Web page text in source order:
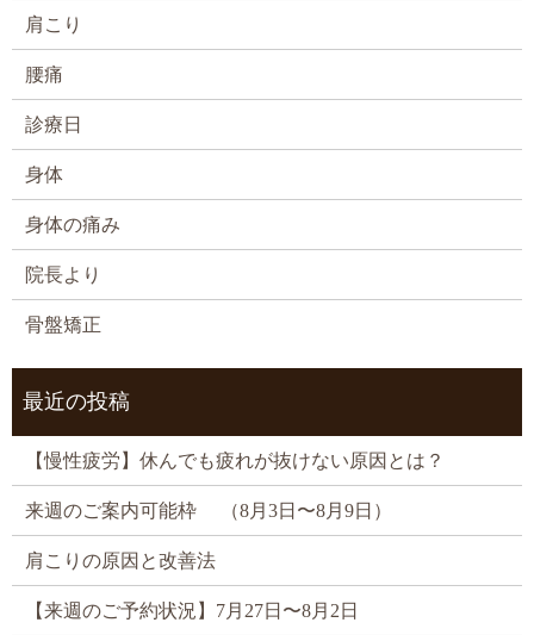
肩こり
腰痛
診療日
身体
身体の痛み
院長より
骨盤矯正
最近の投稿
【慢性疲労】休んでも疲れが抜けない原因とは？
来週のご案内可能枠 （8月3日〜8月9日）
肩こりの原因と改善法
【来週のご予約状況】7月27日〜8月2日